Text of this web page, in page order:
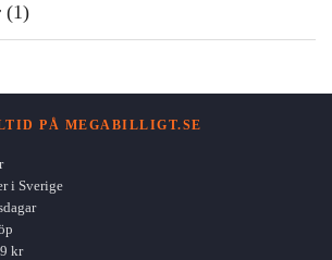
(1)
PÅ MEGABILLIGT.SE
i Sverige
kr